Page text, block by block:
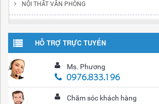
NỘI THẤT VĂN PHÒNG
HỖ TRỢ TRỰC TUYẾN
Ms. Phương
0976.833.196
Chăm sóc khách hàng